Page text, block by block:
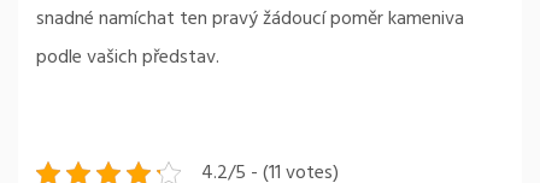
snadné namíchat ten pravý žádoucí poměr kameniva
podle vašich představ.
4.2/5 - (11 votes)